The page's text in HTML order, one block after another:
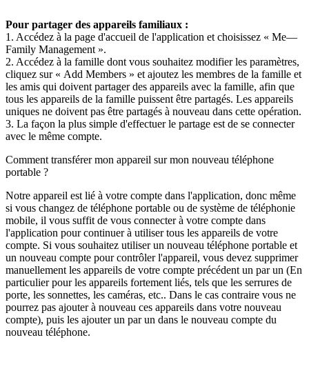
Pour partager des appareils familiaux :
1. Accédez à la page d'accueil de l'application et choisissez « Me—
Family Management ».
2. Accédez à la famille dont vous souhaitez modifier les paramètres,
cliquez sur « Add Members » et ajoutez les membres de la famille et
les amis qui doivent partager des appareils avec la famille, afin que
tous les appareils de la famille puissent être partagés. Les appareils
uniques ne doivent pas être partagés à nouveau dans cette opération.
3. La façon la plus simple d'effectuer le partage est de se connecter
avec le même compte.
Comment transférer mon appareil sur mon nouveau téléphone
portable ?
Notre appareil est lié à votre compte dans l'application, donc même
si vous changez de téléphone portable ou de système de téléphonie
mobile, il vous suffit de vous connecter à votre compte dans
l'application pour continuer à utiliser tous les appareils de votre
compte. Si vous souhaitez utiliser un nouveau téléphone portable et
un nouveau compte pour contrôler l'appareil, vous devez supprimer
manuellement les appareils de votre compte précédent un par un (En
particulier pour les appareils fortement liés, tels que les serrures de
porte, les sonnettes, les caméras, etc.. Dans le cas contraire vous ne
pourrez pas ajouter à nouveau ces appareils dans votre nouveau
compte), puis les ajouter un par un dans le nouveau compte du
nouveau téléphone.